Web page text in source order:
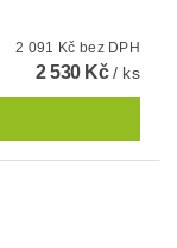
2 091 Kč bez DPH
2 530 Kč/ ks